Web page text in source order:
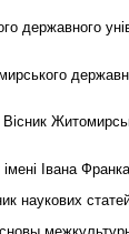
державного
Вісник
імені Івана
наукових